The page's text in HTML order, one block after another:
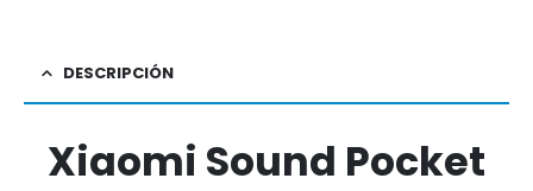
DESCRIPCIÓN
Xiaomi Sound Pocket